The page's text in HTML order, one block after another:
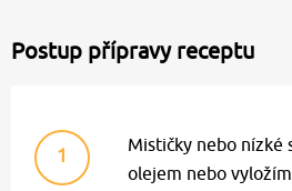
Postup přípravy receptu
1
Mističky nebo nízké
olejem nebo